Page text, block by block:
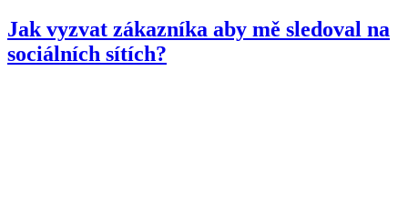
Jak vyzvat zákazníka aby mě sledoval na
sociálních sítích?